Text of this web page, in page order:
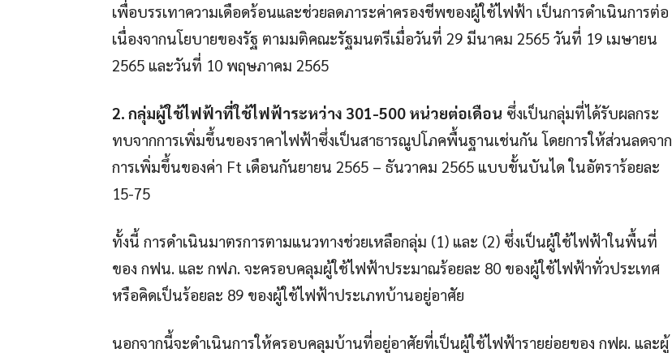
เพื่อบรรเทาความเดือดร้อนและช่วยลดภาระค่าครองชีพของผู้ใช้ไฟฟ้า เป็นการดำเนินการต่อ
เนื่องจากนโยบายของรัฐ ตามมติคณะรัฐมนตรีเมื่อวันที่ 29 มีนาคม 2565 วันที่ 19 เมษายน
2565 และวันที่ 10 พฤษภาคม 2565
2. กลุ่มผู้ใช้ไฟฟ้าที่ใช้ไฟฟ้าระหว่าง 301-500 หน่วยต่อเดือน ซึ่งเป็นกลุ่มที่ได้รับผลกระ
ทบจากการเพิ่มขึ้นของราคาไฟฟ้าซึ่งเป็นสาธารณูปโภคพื้นฐานเช่นกัน โดยการให้ส่วนลดจาก
การเพิ่มขึ้นของค่า Ft เดือนกันยายน 2565 – ธันวาคม 2565 แบบขั้นบันได ในอัตราร้อยละ
15-75
ทั้งนี้ การดำเนินมาตรการตามแนวทางช่วยเหลือกลุ่ม (1) และ (2) ซึ่งเป็นผู้ใช้ไฟฟ้าในพื้นที่
ของ กฟน. และ กฟภ. จะครอบคลุมผู้ใช้ไฟฟ้าประมาณร้อยละ 80 ของผู้ใช้ไฟฟ้าทั่วประเทศ
หรือคิดเป็นร้อยละ 89 ของผู้ใช้ไฟฟ้าประเภทบ้านอยู่อาศัย
นอกจากนี้จะดำเนินการให้ครอบคลุมบ้านที่อยู่อาศัยที่เป็นผู้ใช้ไฟฟ้ารายย่อยของ กฟผ. และผู้